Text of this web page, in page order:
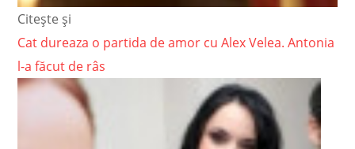
Citește și
Cat dureaza o partida de amor cu Alex Velea. Antonia
l-a făcut de râs